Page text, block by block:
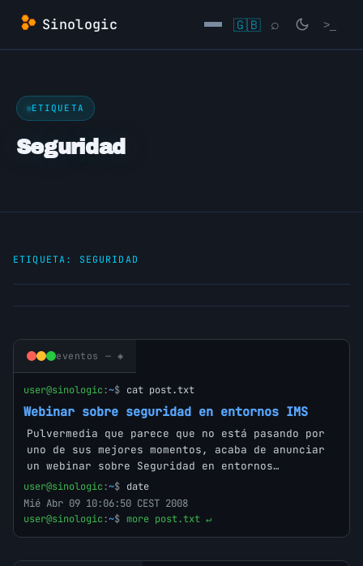
Saltar
contenido
Sinologic 🇬🇧 ⌕ >_
ETIQUETA
Seguridad
ETIQUETA: SEGURIDAD
eventos — ◈
user@sinologic:~$ cat post.txt
Webinar sobre seguridad en entornos IMS
Pulvermedia que parece que no está pasando por
uno de sus mejores momentos, acaba de anunciar
un webinar sobre Seguridad en entornos…
user@sinologic:~$ date
Mié Abr 09 10:06:50 CEST 2008
user@sinologic:~$ more post.txt ↵